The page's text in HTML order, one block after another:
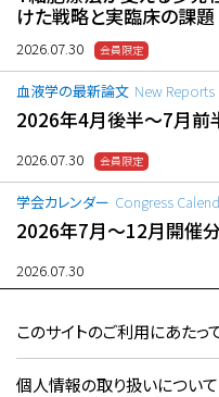
けた戦略と実臨床の課題
2026.07.30
血液学の最新論文 New
2026年4月後半〜7月前
2026.07.30
学会カレンダー Congress
2026年7月〜12月開催
2026.07.30
このサイトのご利用にあたっ
個人情報の取り扱いについて